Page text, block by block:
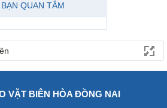
QUAN TÂM
VẶT BIÊN HÒA ĐỒNG NAI